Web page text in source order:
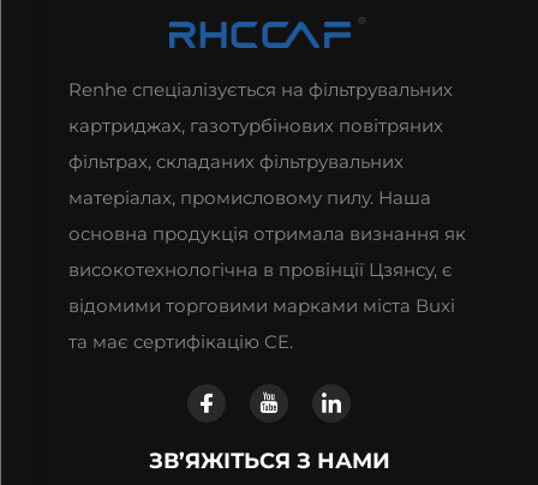
Renhe спеціалізується на фільтрувальних
картриджах, газотурбінових повітряних
фільтрах, складаних фільтрувальних
матеріалах, промисловому пилу. Наша
основна продукція отримала визнання як
високотехнологічна в провінції Цзянсу, є
відомими торговими марками міста Вuxі
та має сертифікацію CE.
ЗВ’ЯЖІТЬСЯ З НАМИ